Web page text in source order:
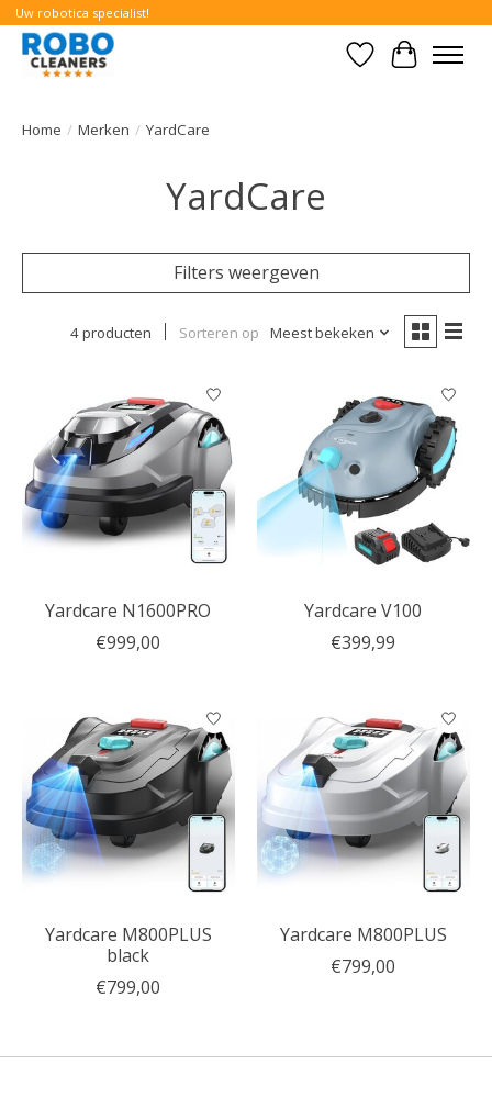
Uw robotica specialist!
Verlanglijst
Home / Merken / YardCare
YardCare
Filters weergeven
4 producten Sorteren op Meest bekeken
Yardcare N1600PRO
€999,00
Yardcare V100
€399,99
Yardcare M800PLUS
black
€799,00
Yardcare M800PLUS
€799,00